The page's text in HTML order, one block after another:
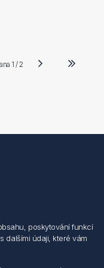
1 / 2
poskytování funkcí
dalšími údaji, které vám